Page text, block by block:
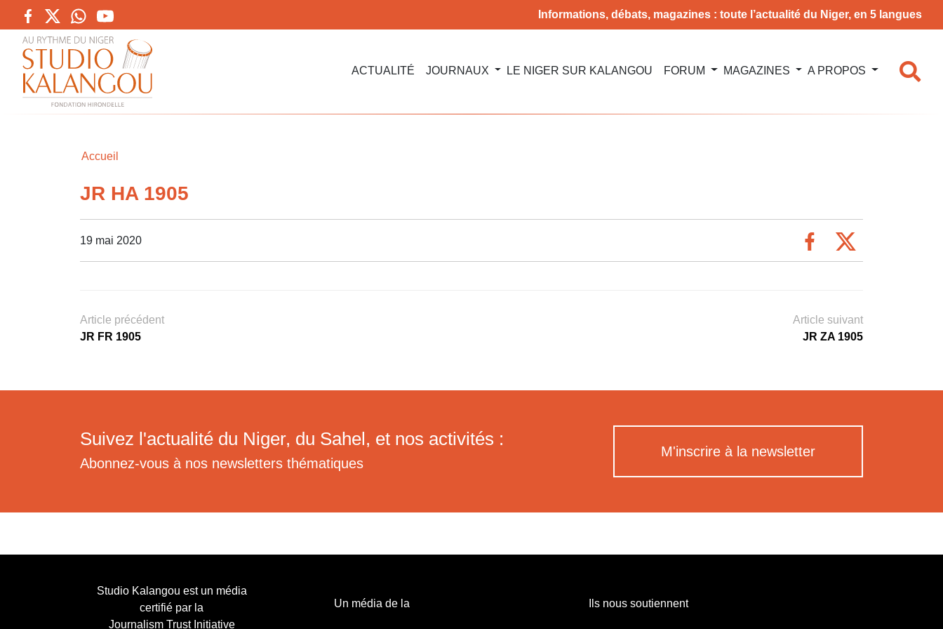
Informations, débats, magazines : toute l’actualité du Niger, en 5 langues
ACTUALITÉ JOURNAUX LE NIGER SUR KALANGOU FORUM MAGAZINES A PROPOS
Accueil
JR HA 1905
19 mai 2020
Article précédent
JR FR 1905
Article suivant
JR ZA 1905
Suivez l'actualité du Niger, du Sahel, et nos activités :
Abonnez-vous à nos newsletters thématiques
M'inscrire à la newsletter
Studio Kalangou est un média
certifié par la
Journalism Trust Initiative
Un média de la Ils nous soutiennent